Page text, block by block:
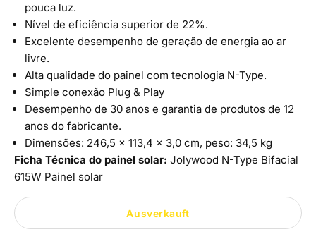
pouca luz.
Nível de eficiência superior de 22%.
Excelente desempenho de geração de energia ao ar
livre.
Alta qualidade do painel com tecnologia N-Type.
Simple conexão Plug & Play
Desempenho de 30 anos e garantia de produtos de 12
anos do fabricante.
Dimensões: 246,5 x 113,4 x 3,0 cm, peso: 34,5 kg
Ficha Técnica do painel solar: Jolywood N-Type Bifacial
615W Painel solar
Ausverkauft